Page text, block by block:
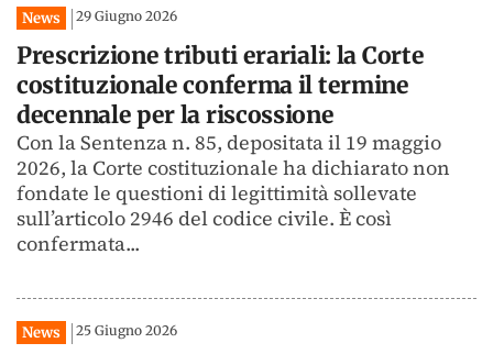
News 29 Giugno 2026
Prescrizione tributi erariali: la Corte
costituzionale conferma il termine
decennale per la riscossione
Con la Sentenza n. 85, depositata il 19 maggio
2026, la Corte costituzionale ha dichiarato non
fondate le questioni di legittimità sollevate
sull’articolo 2946 del codice civile. È così
confermata...
News 25 Giugno 2026